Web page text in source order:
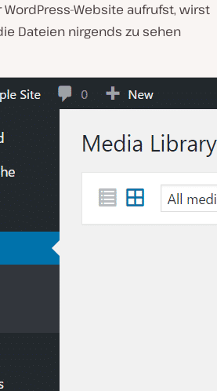
Website aufrufst, wirst
Dateien nirgends zu sehen